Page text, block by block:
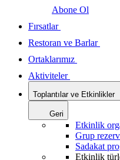
Abone Ol
Fırsatlar
Restoran ve Barlar
Ortaklarımız
Aktiviteler
Toplantılar ve Etkinlikler
Geri
Etkinlik
Grup
Sadakat
Etkinlik